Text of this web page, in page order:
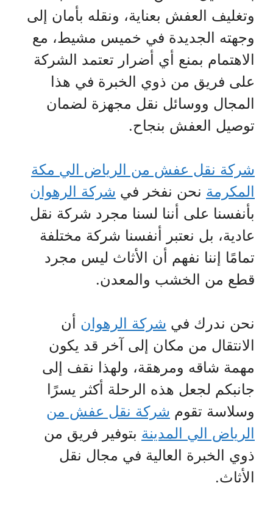
وتغليف العفش بعناية، ونقله بأمان إلى
وجهته الجديدة في خميس مشيط، مع
الاهتمام بمنع أي أضرار تعتمد الشركة
على فريق من ذوي الخبرة في هذا
المجال ووسائل نقل مجهزة لضمان
توصيل العفش بنجاح.
شركة نقل عفش من الرياض الي مكة
المكرمة نحن نفخر في شركة الرهوان
بأنفسنا على أننا لسنا مجرد شركة نقل
عادية، بل نعتبر أنفسنا شركة مختلفة
تمامًا إننا نفهم أن الأثاث ليس مجرد
قطع من الخشب والمعدن.
نحن ندرك في شركة الرهوان أن
الانتقال من مكان إلى آخر قد يكون
مهمة شاقه ومرهقة، ولهذا نقف إلى
جانبكم لجعل هذه الرحلة أكثر يسرًا
وسلاسة تقوم شركة نقل عفش من
الرياض الي المدينة بتوفير فريق من
ذوي الخبرة العالية في مجال نقل
الأثاث.